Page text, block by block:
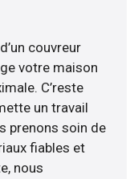
couvreur
votre maison
C’reste
un travail
prenons soin de
fiables et
nous